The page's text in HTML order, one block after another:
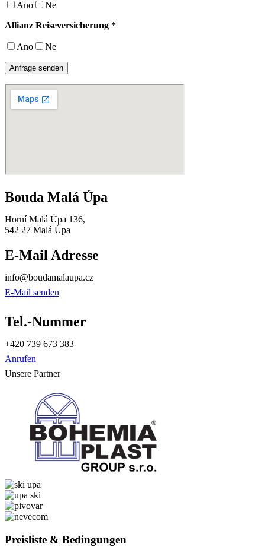
Ano
Ne
Allianz Reiseversicherung *
Ano Ne
Anfrage senden
Bouda Malá Úpa
Horní Malá Úpa 136,
542 27 Malá Úpa
E-Mail Adresse
info@boudamalaupa.cz
E-Mail senden
Tel.-Nummer
+420 739 673 383
Anrufen
Unsere Partner
Preisliste & Bedingungen